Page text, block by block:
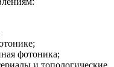
фотоника;
и топологические